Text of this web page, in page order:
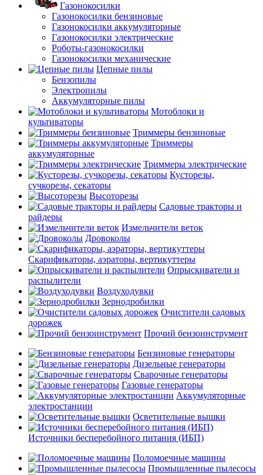
Газонокосилки
Газонокосилки бензиновые
Газонокосилки аккумуляторные
Газонокосилки электрические
Роботы-газонокосилки
Газонокосилки механические
Цепные пилы
Бензопилы
Электропилы
Аккумуляторные пилы
Мотоблоки и
культиваторы
Триммеры бензиновые
Триммеры
аккумуляторные
Триммеры электрические
Кусторезы,
сучкорезы, секаторы
Высоторезы
Садовые тракторы и
райдеры
Измельчители веток
Дровоколы
Скарификаторы, аэраторы, вертикуттеры
Опрыскиватели и
распылители
Воздуходувки
Зернодробилки
Очистители садовых
дорожек
Прочий бензоинструмент
Бензиновые генераторы
Дизельные генераторы
Сварочные генераторы
Газовые генераторы
Аккумуляторные
электростанции
Осветительные вышки
Источники бесперебойного питания (ИБП)
Поломоечные машины
Промышленные пылесосы